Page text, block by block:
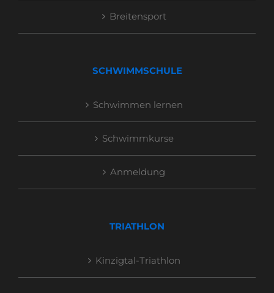
Breitensport
SCHWIMMSCHULE
Schwimmen lernen
Schwimmkurse
Anmeldung
TRIATHLON
Kinzigtal-Triathlon